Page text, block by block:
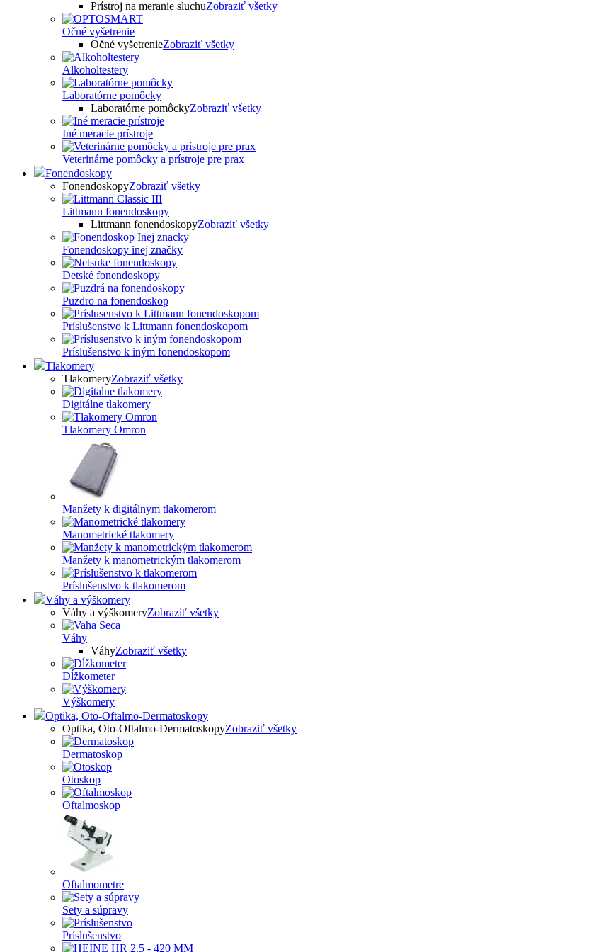
Prístroj na meranie sluchuZobraziť všetky
Očné vyšetrenie
Očné vyšetrenieZobraziť všetky
Alkoholtestery
Laboratórne pomôcky
Laboratórne pomôckyZobraziť všetky
Iné meracie prístroje
Veterinárne pomôcky a prístroje pre prax
Fonendoskopy
FonendoskopyZobraziť všetky
Littmann fonendoskopy
Littmann fonendoskopyZobraziť všetky
Fonendoskopy inej značky
Detské fonendoskopy
Puzdro na fonendoskop
Príslušenstvo k Littmann fonendoskopom
Príslušenstvo k iným fonendoskopom
Tlakomery
TlakomeryZobraziť všetky
Digitálne tlakomery
Tlakomery Omron
Manžety k digitálnym tlakomerom
Manometrické tlakomery
Manžety k manometrickým tlakomerom
Príslušenstvo k tlakomerom
Váhy a výškomery
Váhy a výškomeryZobraziť všetky
Váhy
VáhyZobraziť všetky
Dĺžkometer
Výškomery
Optika, Oto-Oftalmo-Dermatoskopy
Optika, Oto-Oftalmo-DermatoskopyZobraziť všetky
Dermatoskop
Otoskop
Oftalmoskop
Oftalmometre
Sety a súpravy
Príslušenstvo